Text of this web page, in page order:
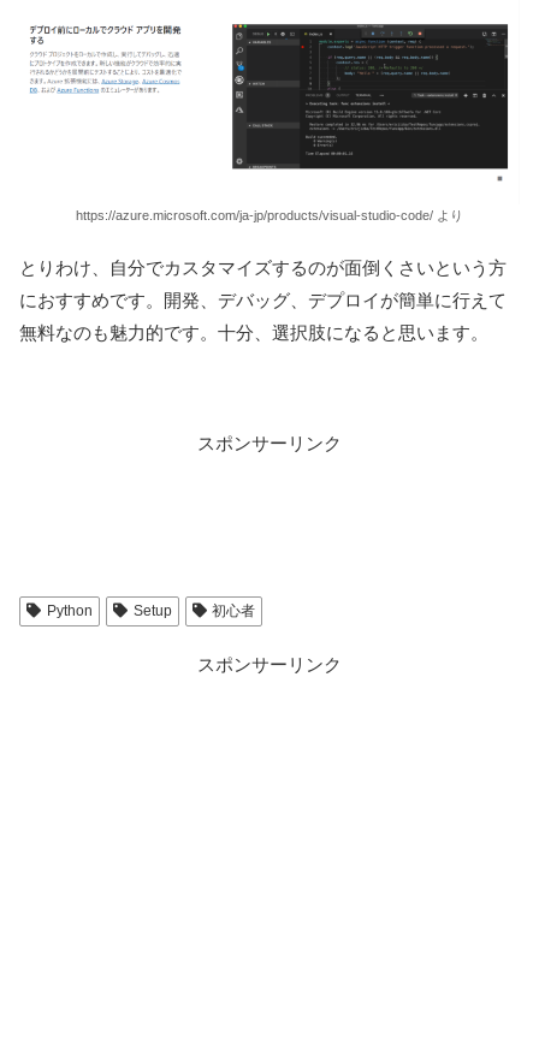
https://azure.microsoft.com/ja-jp/products/visual-studio-code/ より
とりわけ、自分でカスタマイズするのが面倒くさいという方
におすすめです。開発、デバッグ、デプロイが簡単に行えて
無料なのも魅力的です。十分、選択肢になると思います。
スポンサーリンク
Python Setup 初心者
スポンサーリンク